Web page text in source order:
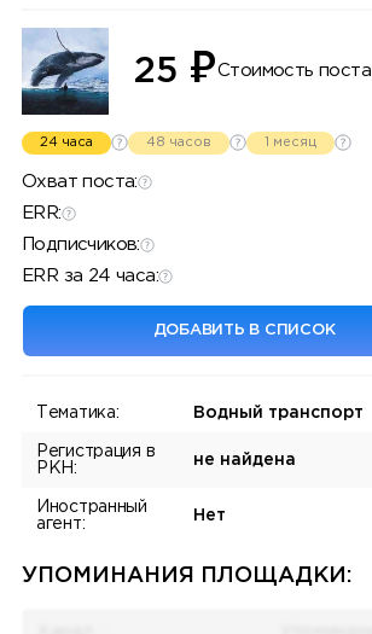
25 ₽Стоимость поста
24 часа 48 часов 1 месяц
Охват поста:
ERR:
Подписчиков:
ERR за 24 часа:
ДОБАВИТЬ В СПИСОК
Тематика: Водный транспорт
Регистрация в
РКН:
не найдена
Иностранный
агент:
Нет
УПОМИНАНИЯ ПЛОЩАДКИ: